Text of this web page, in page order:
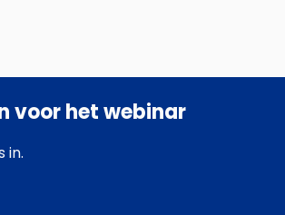
voor het webinar
in.